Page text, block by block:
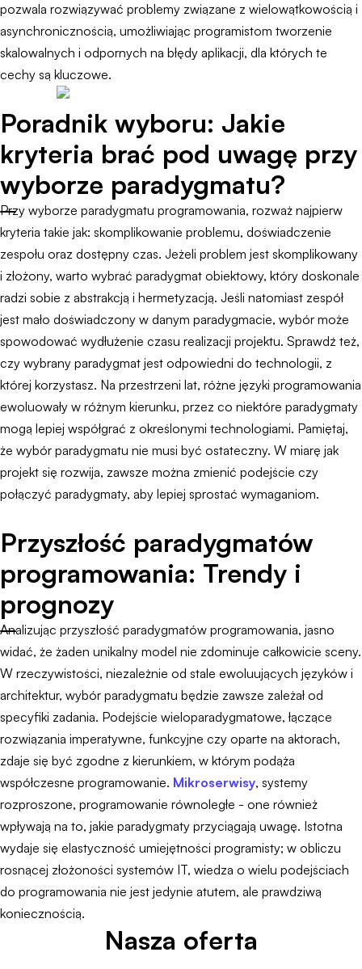
pozwala rozwiązywać problemy związane z wielowątkowością i
asynchronicznością, umożliwiając programistom tworzenie
skalowalnych i odpornych na błędy aplikacji, dla których te
cechy są kluczowe.
Poradnik wyboru: Jakie
kryteria brać pod uwagę przy
wyborze paradygmatu?
Przy wyborze paradygmatu programowania, rozważ najpierw
kryteria takie jak: skomplikowanie problemu, doświadczenie
zespołu oraz dostępny czas. Jeżeli problem jest skomplikowany
i złożony, warto wybrać paradygmat obiektowy, który doskonale
radzi sobie z abstrakcją i hermetyzacją. Jeśli natomiast zespół
jest mało doświadczony w danym paradygmacie, wybór może
spowodować wydłużenie czasu realizacji projektu. Sprawdź też,
czy wybrany paradygmat jest odpowiedni do technologii, z
której korzystasz. Na przestrzeni lat, różne języki programowania
ewoluowały w różnym kierunku, przez co niektóre paradygmaty
mogą lepiej współgrać z określonymi technologiami. Pamiętaj,
że wybór paradygmatu nie musi być ostateczny. W miarę jak
projekt się rozwija, zawsze można zmienić podejście czy
połączyć paradygmaty, aby lepiej sprostać wymaganiom.
Przyszłość paradygmatów
programowania: Trendy i
prognozy
Analizując przyszłość paradygmatów programowania, jasno
widać, że żaden unikalny model nie zdominuje całkowicie sceny.
W rzeczywistości, niezależnie od stale ewoluujących języków i
architektur, wybór paradygmatu będzie zawsze zależał od
specyfiki zadania. Podejście wieloparadygmatowe, łączące
rozwiązania imperatywne, funkcyjne czy oparte na aktorach,
zdaje się być zgodne z kierunkiem, w którym podąża
współczesne programowanie. Mikroserwisy, systemy
rozproszone, programowanie równoległe - one również
wpływają na to, jakie paradygmaty przyciągają uwagę. Istotna
wydaje się elastyczność umiejętności programisty; w obliczu
rosnącej złożoności systemów IT, wiedza o wielu podejściach
do programowania nie jest jedynie atutem, ale prawdziwą
koniecznością.
Nasza oferta